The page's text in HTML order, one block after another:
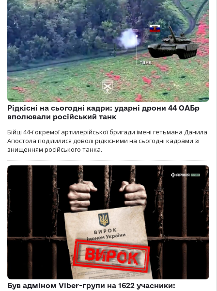
Рідкісні на сьогодні кадри: ударні дрони 44 ОАБр
вполювали російський танк
Бійці 44-ї окремої артилерійської бригади імені гетьмана Данила
Апостола поділилися доволі рідкісними на сьогодні кадрами зі
знищенням російського танка.
Був адміном Viber-групи на 1622 учасники: